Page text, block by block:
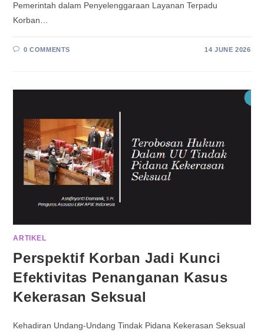
Pemerintah dalam Penyelenggaraan Layanan Terpadu
Korban…
0 COMMENTS 14 JUNE 2026
ARTIKEL
Perspektif Korban Jadi Kunci
Efektivitas Penanganan Kasus
Kekerasan Seksual
Kehadiran Undang-Undang Tindak Pidana Kekerasan Seksual